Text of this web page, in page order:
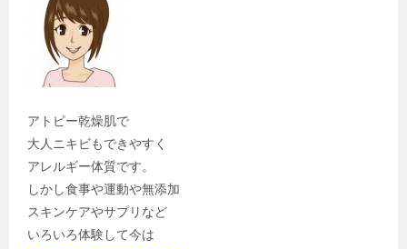
アトピー乾燥肌で
大人ニキビもできやすく
アレルギー体質です。
しかし食事や運動や無添加
スキンケアやサプリなど
いろいろ体験して今は